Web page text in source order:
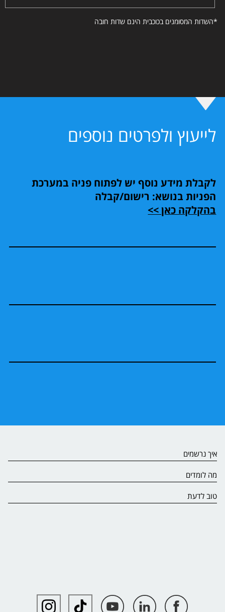
*השדות המסומנים בכוכבית הינם שדות חובה
לייעוץ ולפרטים נוספים
לקבלת מידע נוסף יש לפתוח פניה במערכת
הפניות בנושא: רישום/קבלה
בהקלקה כאן >>
איך נרשמים
מה לומדים
טוב לדעת